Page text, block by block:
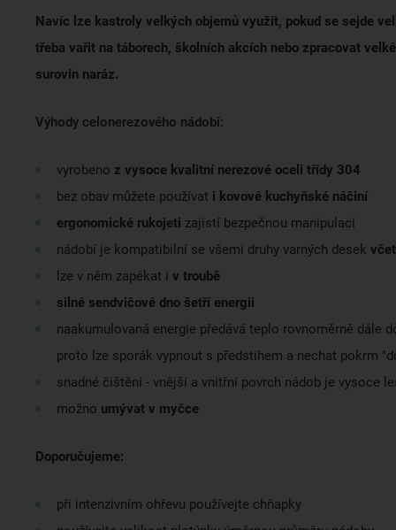
Navíc lze kastroly velkých objemů využít, pokud se sejde
třeba vařit na táborech, školních akcích nebo zpracovat
surovin naráz.
Výhody celonerezového nádobí:
vyrobeno z vysoce kvalitní nerezové oceli třídy 304
bez obav můžete používat i kovové kuchyňské náčiní
ergonomické rukojeti zajistí bezpečnou manipulaci
nádobí je kompatibilní se všemi druhy varných desek
lze v něm zapékat i v troubě
silné sendvičové dno šetří energii
naakumulovaná energie předává teplo rovnoměrně dále
proto lze sporák vypnout s předstihem a nechat pokrm
snadné čištění - vnější a vnitřní povrch nádob je vysoce
možno umývat v myčce
Doporučujeme:
při intenzivním ohřevu používejte chňapky